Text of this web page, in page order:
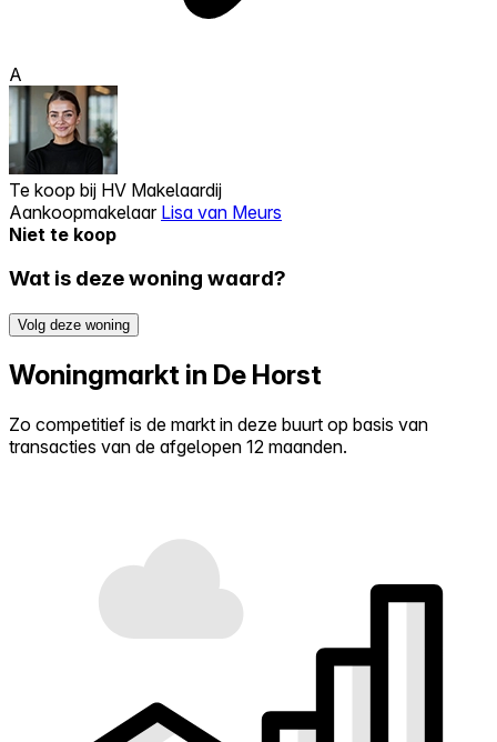
A
Te koop bij HV Makelaardij
Aankoopmakelaar Lisa van Meurs
Niet te koop
Wat is deze woning waard?
Volg deze woning
Woningmarkt in De Horst
Zo competitief is de markt in deze buurt op basis van
transacties van de afgelopen 12 maanden.